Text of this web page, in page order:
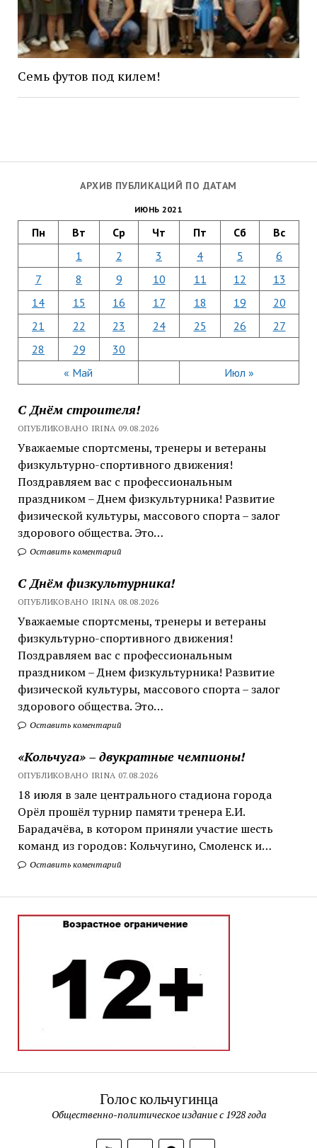
АРХИВ ПУБЛИКАЦИЙ ПО ДАТАМ
ИЮНЬ 2021
Пн Вт Ср Чт Пт Сб Вс
« Май Июл »
1 2 3 4 5
6
7
8 9 10 11 12
13
14
15 16 17 18 19
20
21
22 23 24 25 26
27
28
29 30
С Днём строителя!
ОПУБЛИКОВАНО IRINA 09.08.2026
Уважаемые спортсмены, тренеры и ветераны
физкультурно-спортивного движения!
Поздравляем вас с профессиональным
праздником – Днем физкультурника! Развитие
физической культуры, массового спорта – залог
здорового общества. Это…
Оставить коментарий
С Днём физкультурника!
ОПУБЛИКОВАНО IRINA 08.08.2026
Уважаемые спортсмены, тренеры и ветераны
физкультурно-спортивного движения!
Поздравляем вас с профессиональным
праздником – Днем физкультурника! Развитие
физической культуры, массового спорта – залог
здорового общества. Это…
Оставить коментарий
«Кольчуга» – двукратные чемпионы!
ОПУБЛИКОВАНО IRINA 07.08.2026
18 июля в зале центрального стадиона города
Орёл прошёл турнир памяти тренера Е.И.
Барадачёва, в котором приняли участие шесть
команд из городов: Кольчугино, Смоленск и…
Оставить коментарий
Семь футов под килем!
Голос кольчугинца
Общественно-политическое издание с 1928 года